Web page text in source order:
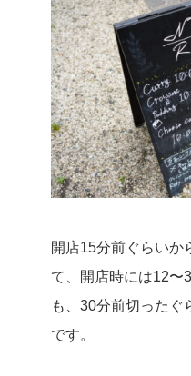
開店15分前ぐらいか
て、開店時には12〜3
も、30分前切ったぐ
です。